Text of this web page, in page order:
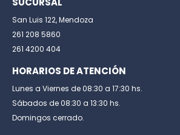
San Luis 122, Mendoza
261 208 5860
261 4200 404
HORARIOS DE ATENCIÓN
Lunes a Viernes de 08:30 a 17:30 hs.
Sábados de 08:30 a 13:30 hs.
Domingos cerrado.